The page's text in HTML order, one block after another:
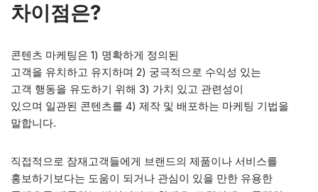
차이점은?
콘텐츠 마케팅은 1) 명확하게 정의된
고객을 유치하고 유지하며 2) 궁극적으로 수익성 있는
고객 행동을 유도하기 위해 3) 가치 있고 관련성이
있으며 일관된 콘텐츠를 4) 제작 및 배포하는 마케팅 기법을
말합니다.
직접적으로 잠재고객들에게 브랜드의 제품이나 서비스를
홍보하기보다는 도움이 되거나 관심이 있을 만한 유용한